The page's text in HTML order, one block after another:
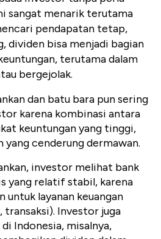
sangat menarik terutama
pendapatan tetap,
dividen bisa menjadi bagian
terutama dalam
bergejolak.
dan batu bara pun sering
karena kombinasi antara
keuntungan yang tinggi,
yang cenderung dermawan.
investor melihat bank
yang relatif stabil, karena
untuk layanan keuangan
transaksi). Investor juga
Indonesia, misalnya,